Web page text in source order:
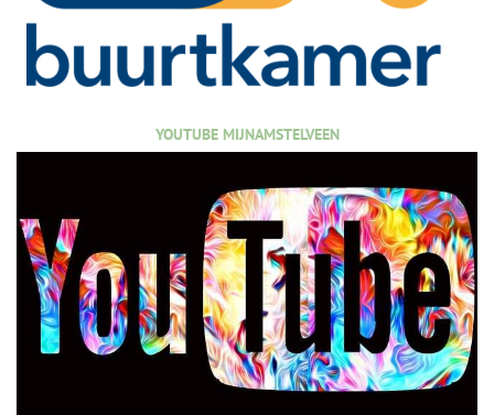
YOUTUBE MIJNAMSTELVEEN